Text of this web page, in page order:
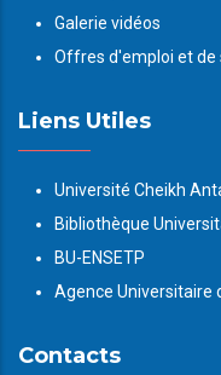
Galerie vidéos
Offres d'emploi et de
Liens Utiles
Université Cheikh
Bibliothèque
BU-ENSETP
Agence Universitaire
Contacts